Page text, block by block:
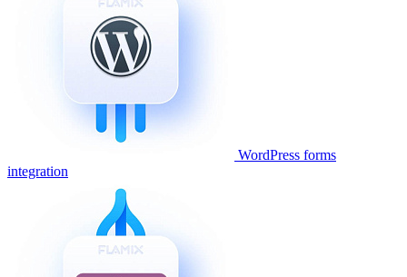
WordPress forms
integration